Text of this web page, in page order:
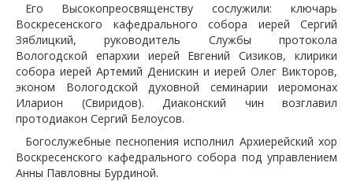
Его Высокопреосвященству сослужили: ключарь
Воскресенского кафедрального собора иерей Сергий
Зяблицкий, руководитель Службы протокола
Вологодской епархии иерей Евгений Сизиков, клирики
собора иерей Артемий Денискин и иерей Олег Викторов,
эконом Вологодской духовной семинарии иеромонах
Иларион (Свиридов). Диаконский чин возглавил
протодиакон Сергий Белоусов.
Богослужебные песнопения исполнил Архиерейский хор
Воскресенского кафедрального собора под управлением
Анны Павловны Бурдиной.